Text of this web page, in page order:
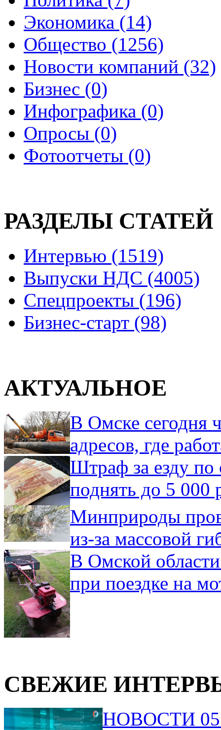
Экономика (14)
Общество (1256)
Новости компаний (32)
Бизнес (0)
Инфографика (0)
Опросы (0)
Фотоотчеты (0)
РАЗДЕЛЫ СТАТЕЙ
Интервью (1519)
Выпуски НДС (4005)
Спецпроекты (196)
Бизнес-старт (98)
АКТУАЛЬНОЕ
В Омске сегодня
адресов, где
Штраф за езду по
поднять до 5 000
Минприроды
из-за массовой
В Омской
при поездке на
СВЕЖИЕ
НОВОСТИ